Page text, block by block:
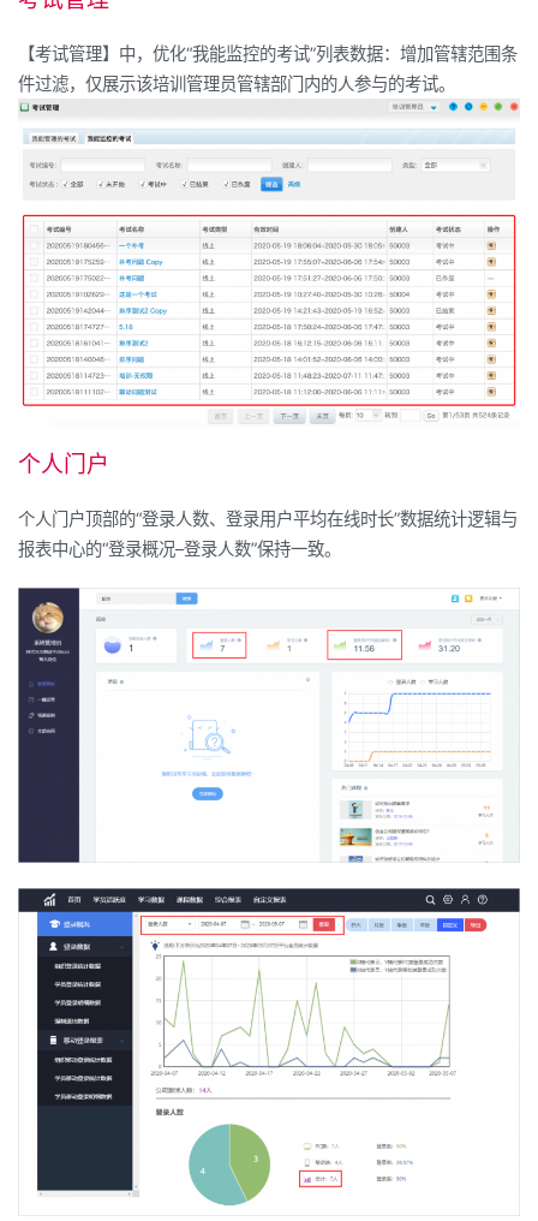
【考试管理】中，优化“我能监控的考试”列表数据：增加管辖范围条
件过滤，仅展示该培训管理员管辖部门内的人参与的考试。
个人门户
个人门户顶部的“登录人数、登录用户平均在线时长”数据统计逻辑与
报表中心的“登录概况–登录人数”保持一致。